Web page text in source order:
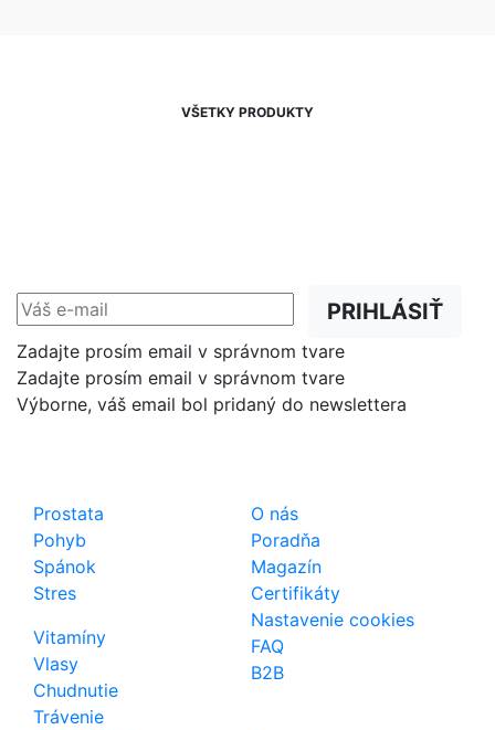
VŠETKY PRODUKTY
PRIHLÁSIŤ
Zadajte prosím email v správnom tvare
Zadajte prosím email v správnom tvare
Výborne, váš email bol pridaný do newslettera
Prostata
Pohyb
Spánok
Stres
Vitamíny
Vlasy
Chudnutie
Trávenie
O nás
Poradňa
Magazín
Certifikáty
Nastavenie cookies
FAQ
B2B